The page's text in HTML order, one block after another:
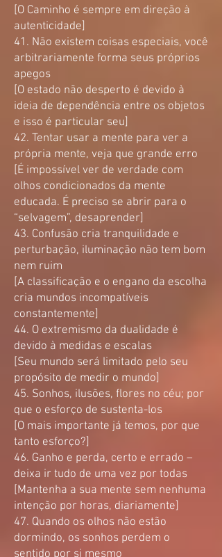
[O Caminho é sempre em direção à
autenticidade]
41. Não existem coisas especiais, você
arbitrariamente forma seus próprios
apegos
[O estado não desperto é devido à
ideia de dependência entre os objetos
e isso é particular seu]
42. Tentar usar a mente para ver a
própria mente, veja que grande erro
[É impossível ver de verdade com
olhos condicionados da mente
educada. É preciso se abrir para o
“selvagem”, desaprender]
43. Confusão cria tranquilidade e
perturbação, iluminação não tem bom
nem ruim
[A classificação e o engano da escolha
cria mundos incompatíveis
constantemente]
44. O extremismo da dualidade é
devido à medidas e escalas
[Seu mundo será limitado pelo seu
propósito de medir o mundo]
45. Sonhos, ilusões, flores no céu; por
que o esforço de sustenta-los
[O mais importante já temos, por que
tanto esforço?]
46. Ganho e perda, certo e errado –
deixa ir tudo de uma vez por todas
[Mantenha a sua mente sem nenhuma
intenção por horas, diariamente]
47. Quando os olhos não estão
dormindo, os sonhos perdem o
sentido por si mesmo